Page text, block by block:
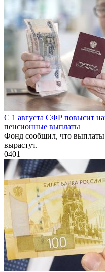
С 1 августа СФР повысит
пенсионные выплаты
Фонд сообщил, что
вырастут.
0401